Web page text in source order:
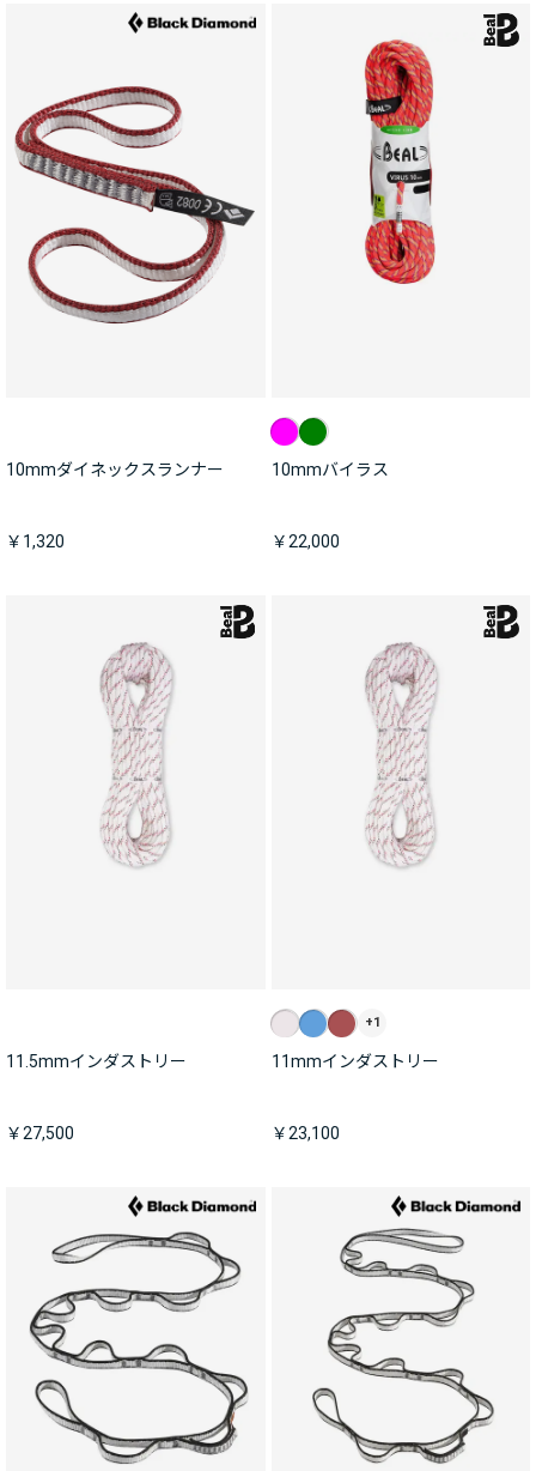
10mmダイネックスランナー
￥1,320
10mmバイラス
￥22,000
11.5mmインダストリー
￥27,500
+1
11mmインダストリー
￥23,100